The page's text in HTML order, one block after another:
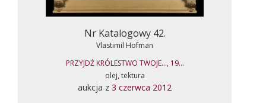
Nr Katalogowy 42.
Vlastimil Hofman
PRZYJDŹ KRÓLESTWO TWOJE..., 19...
olej, tektura
aukcja z 3 czerwca 2012